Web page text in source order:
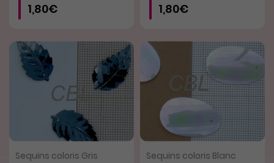
1,80€ 1,80€
VOIR LE PRODUIT
Sequins coloris Gris VOIR LE PRODUIT
Sequins coloris Blanc